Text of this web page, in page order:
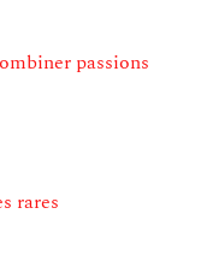
passions
rares